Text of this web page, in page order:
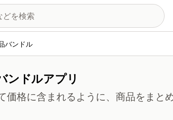
バンドル
ンドルアプリ
格に含まれるように、商品をまと